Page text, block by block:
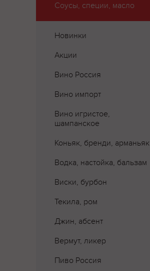
Соусы, специи, масло
Новинки
Акции
Вино Россия
Вино импорт
Вино игристое,
шампанское
Коньяк, бренди, арманьяк
Водка, настойка, бальзам
Виски, бурбон
Текила, ром
Джин, абсент
Вермут, ликер
Пиво Россия